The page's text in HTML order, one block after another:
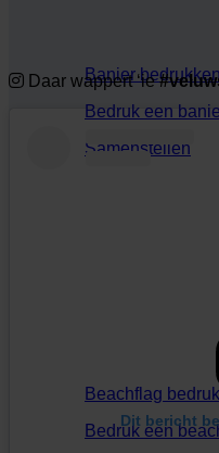
Banier
Bedruk een
Samenstellen
Beachflag
Bedruk een
Daar wappert ‘ie
Dit bericht